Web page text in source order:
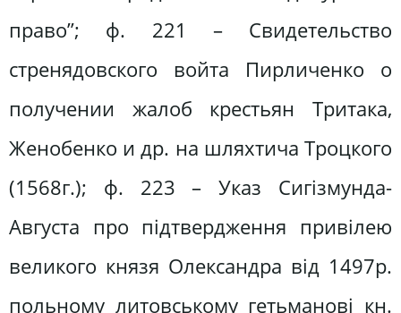
право”; ф. 221 – Свидетельство
стренядовского войта Пирличенко о
получении жалоб крестьян Тритака,
Женобенко и др. на шляхтича Троцкого
(1568г.); ф. 223 – Указ Сигізмунда-
Августа про підтвердження привілею
великого князя Олександра від 1497р.
польному литовському гетьманові кн.